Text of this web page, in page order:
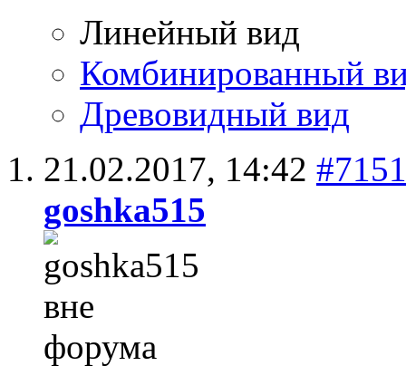
Линейный вид
Комбинированный
Древовидный вид
21.02.2017, 14:42 #7151
goshka515